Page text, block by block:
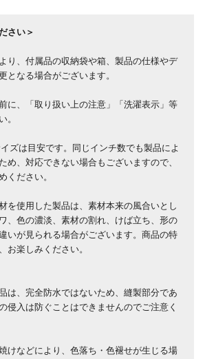
さい＞
り、付属品の収納袋や箱、製品の仕様やデ
となる場合がございます。
に、「取り扱い上の注意」「洗濯表示」等
。
ズは目安です。同じインチ数でも製品によ
め、対応できない場合もございますので、
ください。
を使用した製品は、素材本来の風合いとし
、色の濃淡、素材の割れ、けば立ち、形の
いが見られる場合がございます。商品の特
お楽しみください。
は、完全防水ではないため、縫製部分であ
侵入は防ぐことはできませんのでご注意く
けなどにより、色落ち・色褪せが生じる場